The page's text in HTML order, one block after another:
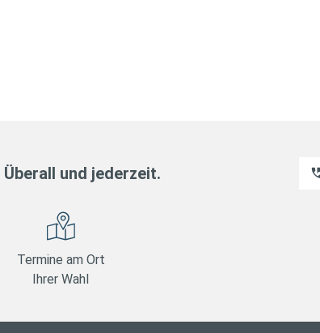
und jederzeit.
Termine am Ort
Ihrer Wahl